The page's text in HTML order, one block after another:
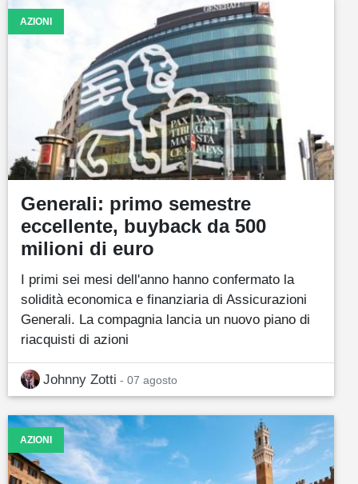
AZIONI
Generali: primo semestre
eccellente, buyback da 500
milioni di euro
I primi sei mesi dell'anno hanno confermato la
solidità economica e finanziaria di Assicurazioni
Generali. La compagnia lancia un nuovo piano di
riacquisti di azioni
Johnny Zotti - 07 agosto
AZIONI